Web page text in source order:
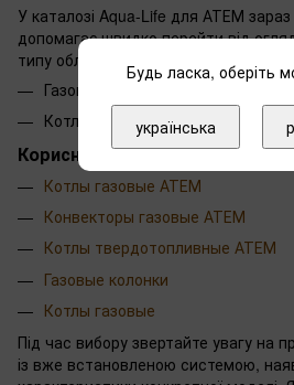
У каталозі Aqua-Life для АТЕМ
допомагає швидко перейти від
типу обладнання, комплектуючих
Газовые колонки
Котлы газовые
Корисні розділи АТЕМ
Котлы газовые АТЕМ
Конвекторы газовые АТЕМ
Котлы твердотопливные АТЕМ
Газовые колонки
Котлы газовые
Під час вибору звертайте увагу на
із вже встановленою системою,
Будь ласка, оберіть
українська